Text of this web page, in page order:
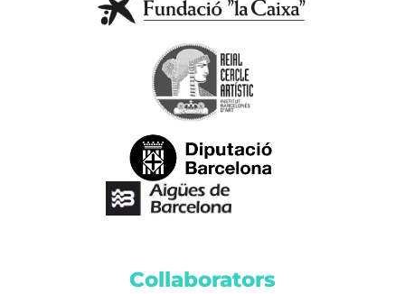
Collaborators